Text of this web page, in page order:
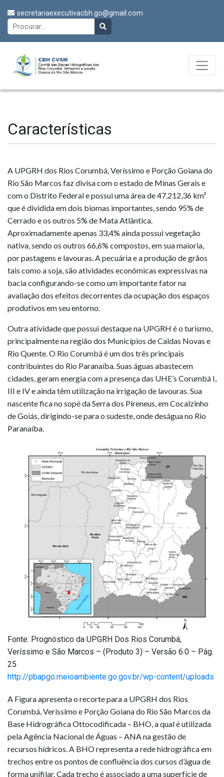
secretariaexecutivacbh.go@gmail.com
Características
A UPGRH dos Rios Corumbá, Veríssimo e Porção Goiana do
Rio São Marcos faz divisa com o estado de Minas Gerais e
com o Distrito Federal e possui uma área de 47.212,36 km²
que é dividida em dois biomas importantes, sendo 95% de
Cerrado e os outros 5% de Mata Atlântica.
Aproximadamente apenas 33,4% ainda possui vegetação
nativa, sendo os outros 66,6% compostos, em sua maioria,
por pastagens e lavouras. A pecuária e a produção de grãos
tais como a soja, são atividades econômicas expressivas na
bacia configurando-se como um importante fator na
avaliação dos efeitos decorrentes da ocupação dos espaços
produtivos em seu entorno.
Outra atividade que possui destaque na UPGRH é o turismo,
principalmente na região dos Municípios de Caldas Novas e
Rio Quente. O Rio Corumbá é um dos três principais
contribuintes do Rio Paranaíba. Suas águas abastecem
cidades, geram energia com a presença das UHE’s Corumbá I,
III e IV e ainda têm utilização na irrigação de lavouras. Sua
nascente fica no sopé da Serra dos Pireneus, em Cocalzinho
de Goiás, dirigindo-se para o sudeste, onde deságua no Rio
Paranaíba.
Fonte: Prognóstico da UPGRH Dos Rios Corumbá,
Veríssimo e São Marcos – (Produto 3) – Versão 6.0 – Pág.
25
http://pbapgo.meioambiente.go.gov.br/wp-content/uploads
A Figura apresenta o recorte para a UPGRH dos Rios
Corumbá, Veríssimo e Porção Goiana do Rio São Marcos da
Base Hidrográfica Ottocodificada – BHO, a qual é utilizada
pela Agência Nacional de Águas – ANA na gestão de
recursos hídricos. A BHO representa a rede hidrográfica em
trechos entre os pontos de confluência dos cursos d’água de
forma unifilar. Cada trecho é associado a uma superfície de